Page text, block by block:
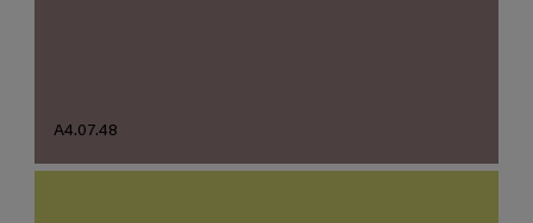
A4.07.48